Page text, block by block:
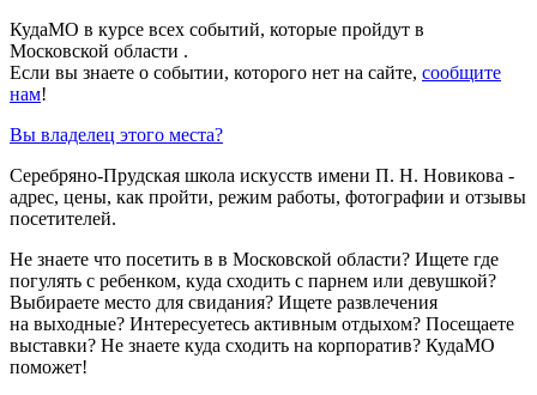
КудаМО в курсе всех событий, которые пройдут в
Московской области .
Если вы знаете о событии, которого нет на сайте, сообщите
нам!
Вы владелец этого места?
Серебряно-Прудская школа искусств имени П. Н. Новикова -
адрес, цены, как пройти, режим работы, фотографии и отзывы
посетителей.
Не знаете что посетить в в Московской области? Ищете где
погулять с ребенком, куда сходить с парнем или девушкой?
Выбираете место для свидания? Ищете развлечения
на выходные? Интересуетесь активным отдыхом? Посещаете
выставки? Не знаете куда сходить на корпоратив? КудаМО
поможет!